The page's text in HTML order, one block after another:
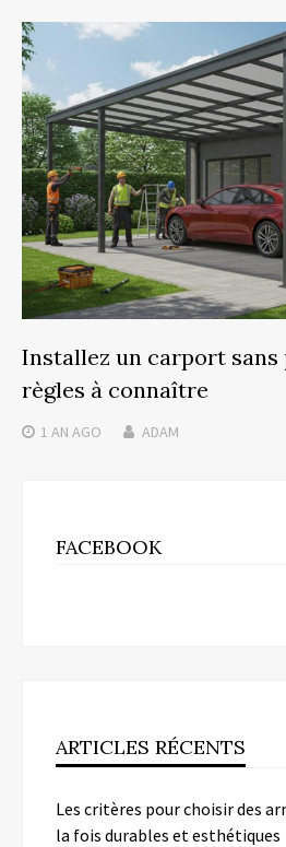
Installez un carport sans
règles à connaître
1 AN AGO ADAM
FACEBOOK
ARTICLES RÉCENTS
Les critères pour choisir des
la fois durables et esthétiques